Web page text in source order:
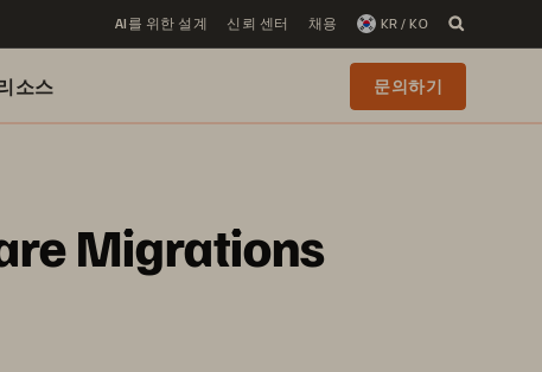
AI를 위한 설계 신뢰 센터 채용 KR / KO
소스 문의하기
Migrations